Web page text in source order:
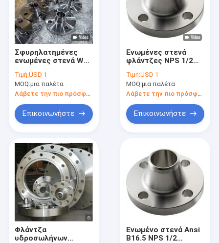
Σφυρηλατημένες
ενωμένες στενά WN
class150 RF λαιμών
Τιμή:USD 1
MOQ:μια παλέτα
Λάβετε την πιο πρόσφατη τιμή
Επικοινωνήστε
Ενωμένες στενά
φλάντζες NPS 1/2
μέσα. - 24
In.150#/300#/600#
Τιμή:USD 1
MOQ:μια παλέτα
Επικοινωνήστε
Φλάντζα
υδροσωλήνων
Ενωμένο στενά Ansi
B16.5 NPS 1/2